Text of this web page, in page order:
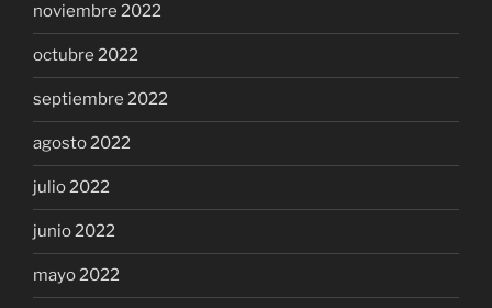
noviembre 2022
octubre 2022
septiembre 2022
agosto 2022
julio 2022
junio 2022
mayo 2022